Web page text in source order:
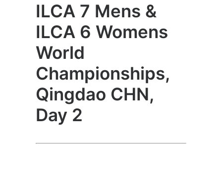
ILCA 7 Mens &
ILCA 6 Womens
World
Championships,
Qingdao CHN,
Day 2